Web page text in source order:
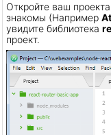
Откройте ваш
знакомы (Например
увидите библиотека
проект.